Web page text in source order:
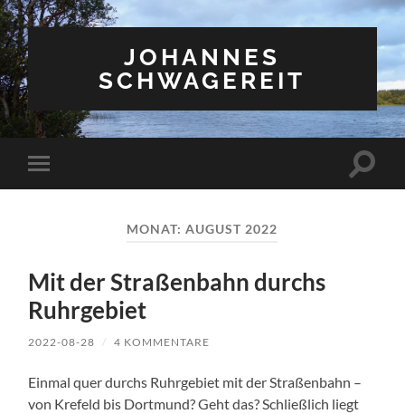
JOHANNES
SCHWAGEREIT
Mobile-
Menü
MONAT:AUGUST 2022
Mit der Straßenbahn durchs
Ruhrgebiet
2022-08-28 / 4 KOMMENTARE
Einmal quer durchs Ruhrgebiet mit der Straßenbahn –
von Krefeld bis Dortmund? Geht das? Schließlich liegt